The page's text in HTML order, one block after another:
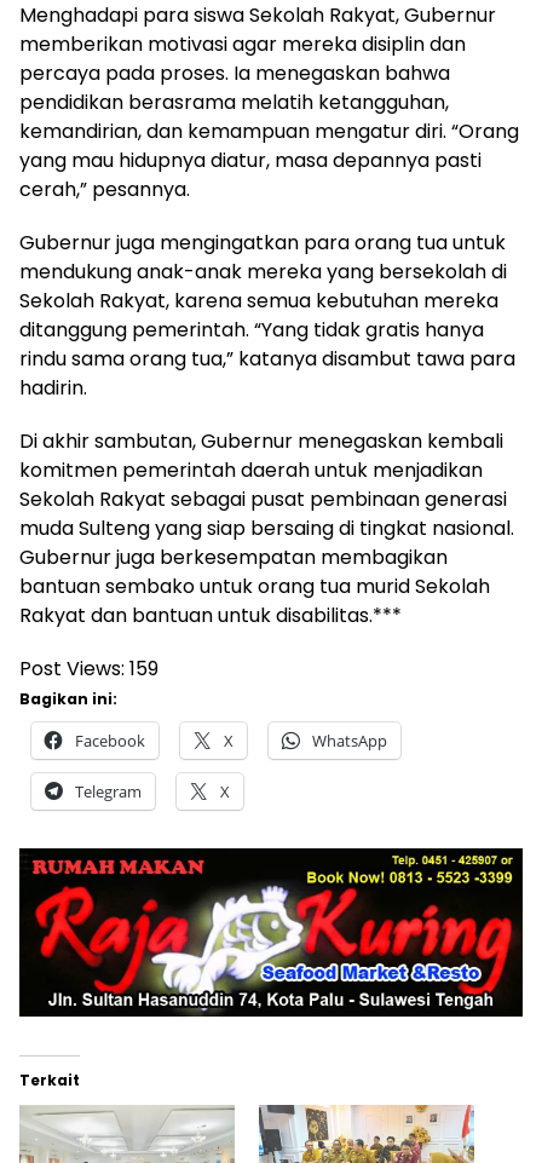
Menghadapi para siswa Sekolah Rakyat, Gubernur
memberikan motivasi agar mereka disiplin dan
percaya pada proses. Ia menegaskan bahwa
pendidikan berasrama melatih ketangguhan,
kemandirian, dan kemampuan mengatur diri. “Orang
yang mau hidupnya diatur, masa depannya pasti
cerah,” pesannya.
Gubernur juga mengingatkan para orang tua untuk
mendukung anak-anak mereka yang bersekolah di
Sekolah Rakyat, karena semua kebutuhan mereka
ditanggung pemerintah. “Yang tidak gratis hanya
rindu sama orang tua,” katanya disambut tawa para
hadirin.
Di akhir sambutan, Gubernur menegaskan kembali
komitmen pemerintah daerah untuk menjadikan
Sekolah Rakyat sebagai pusat pembinaan generasi
muda Sulteng yang siap bersaing di tingkat nasional.
Gubernur juga berkesempatan membagikan
bantuan sembako untuk orang tua murid Sekolah
Rakyat dan bantuan untuk disabilitas.***
Post Views: 159
Bagikan ini:
Facebook X WhatsApp
Telegram X
Terkait